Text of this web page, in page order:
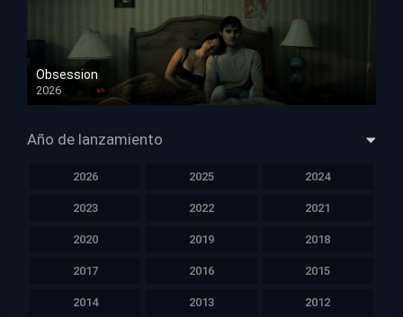
Obsession
2026
HD 1080p
Año de lanzamiento
2026 2025 2024
2023 2022 2021
2020 2019 2018
2017 2016 2015
2014 2013 2012